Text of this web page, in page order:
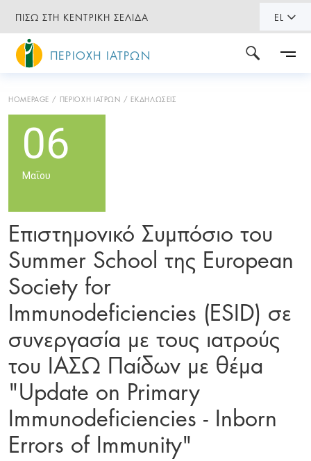
ΠΙΣΩ ΣΤΗ ΚΕΝΤΡΙΚΗ ΣΕΛΙΔΑ EL
ΠΕΡΙΟΧΗ ΙΑΤΡΩΝ
HOMEPAGE ΠΕΡΙΟΧΗ ΙΑΤΡΩΝ ΕΚΔΗΛΩΣΕΙΣ
06
Μαΐου
Επιστημονικό Συμπόσιο του
Summer School της European
Society for
Immunodeficiencies (ESID) σε
συνεργασία με τους ιατρούς
του ΙΑΣΩ Παίδων με θέμα
"Update on Primary
Immunodeficiencies - Inborn
Errors of Immunity"